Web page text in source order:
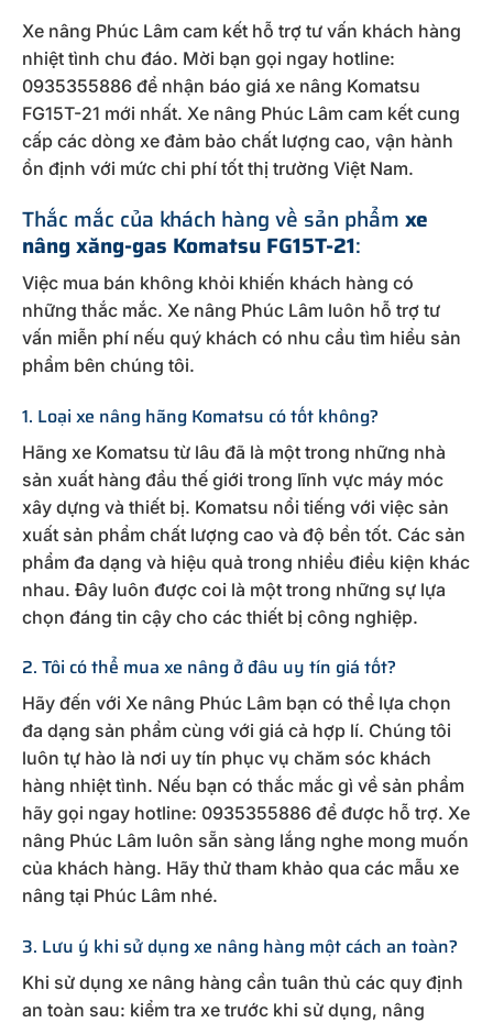
Xe nâng Phúc Lâm cam kết hỗ trợ tư vấn khách hàng
nhiệt tình chu đáo. Mời bạn gọi ngay hotline:
0935355886 để nhận báo giá xe nâng Komatsu
FG15T-21 mới nhất. Xe nâng Phúc Lâm cam kết cung
cấp các dòng xe đảm bảo chất lượng cao, vận hành
ổn định với mức chi phí tốt thị trường Việt Nam.
Thắc mắc của khách hàng về sản phẩm xe
nâng xăng-gas Komatsu FG15T-21:
Việc mua bán không khỏi khiến khách hàng có
những thắc mắc. Xe nâng Phúc Lâm luôn hỗ trợ tư
vấn miễn phí nếu quý khách có nhu cầu tìm hiểu sản
phẩm bên chúng tôi.
1. Loại xe nâng hãng Komatsu có tốt không?
Hãng xe Komatsu từ lâu đã là một trong những nhà
sản xuất hàng đầu thế giới trong lĩnh vực máy móc
xây dựng và thiết bị. Komatsu nổi tiếng với việc sản
xuất sản phẩm chất lượng cao và độ bền tốt. Các sản
phẩm đa dạng và hiệu quả trong nhiều điều kiện khác
nhau. Đây luôn được coi là một trong những sự lựa
chọn đáng tin cậy cho các thiết bị công nghiệp.
2. Tôi có thể mua xe nâng ở đâu uy tín giá tốt?
Hãy đến với Xe nâng Phúc Lâm bạn có thể lựa chọn
đa dạng sản phẩm cùng với giá cả hợp lí. Chúng tôi
luôn tự hào là nơi uy tín phục vụ chăm sóc khách
hàng nhiệt tình. Nếu bạn có thắc mắc gì về sản phẩm
hãy gọi ngay hotline: 0935355886 để được hỗ trợ. Xe
nâng Phúc Lâm luôn sẵn sàng lắng nghe mong muốn
của khách hàng. Hãy thử tham khảo qua các mẫu xe
nâng tại Phúc Lâm nhé.
3. Lưu ý khi sử dụng xe nâng hàng một cách an toàn?
Khi sử dụng xe nâng hàng cần tuân thủ các quy định
an toàn sau: kiểm tra xe trước khi sử dụng, nâng